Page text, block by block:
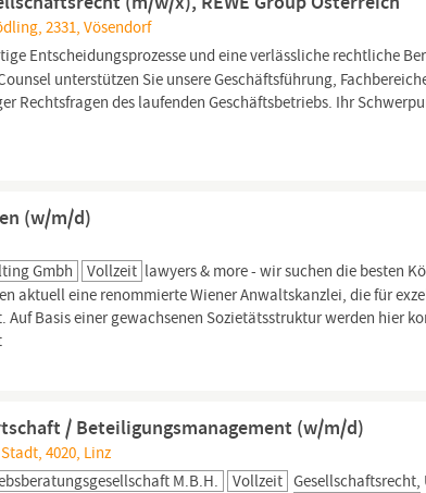
2331, Vösendorf
Entscheidungsprozesse und eine verlässliche rechtliche
unterstützen Sie unsere Geschäftsführung,
Rechtsfragen des laufenden Geschäftsbetriebs. Ihr
(w/m/d)
Gmbh
Vollzeit lawyers & more - wir suchen die besten
aktuell eine renommierte Wiener Anwaltskanzlei, die für
Auf Basis einer gewachsenen Sozietätsstruktur werden hier
/ Beteiligungsmanagement (w/m/d)
4020, Linz
M.b.H. Vollzeit Gesellschaftsrecht,